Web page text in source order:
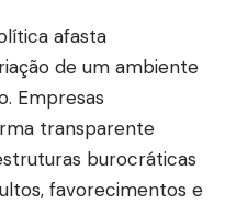
afasta
de um ambiente
Empresas
transparente
burocráticas
favorecimentos e